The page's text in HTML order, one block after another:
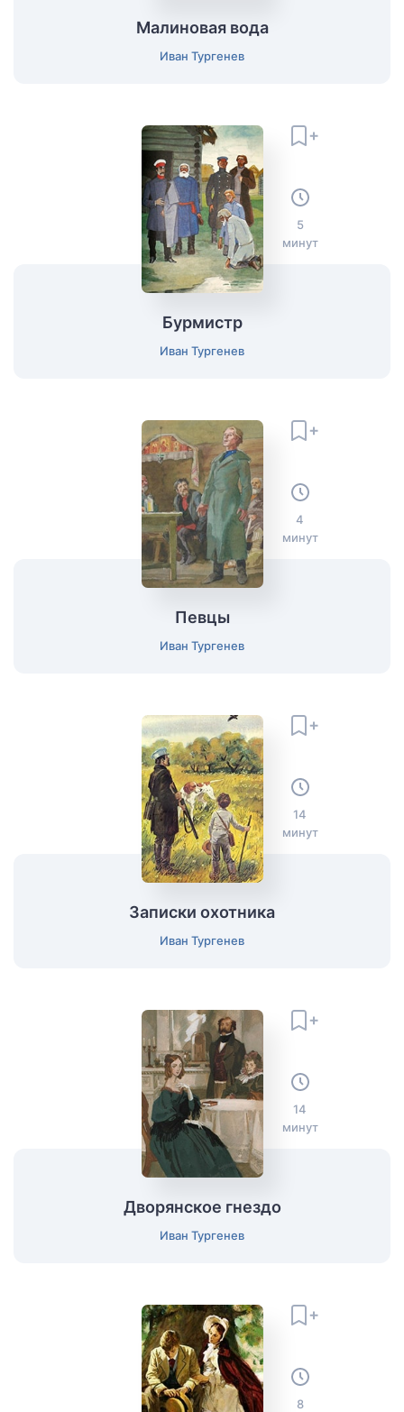
Малиновая вода
Иван Тургенев
5
минут
Бурмистр
Иван Тургенев
4
минут
Певцы
Иван Тургенев
14
минут
Записки охотника
Иван Тургенев
14
минут
Дворянское гнездо
Иван Тургенев
8